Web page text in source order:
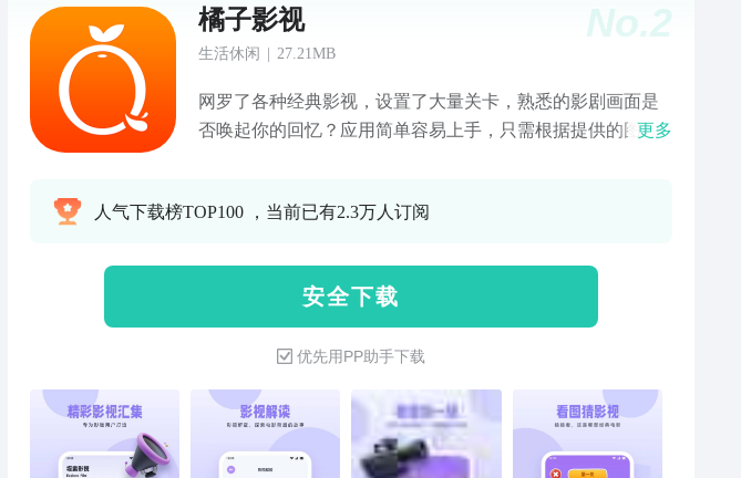
No.2
橘子影视
生活休闲 27.21MB
网罗了各种经典影视，设置了大量关卡，熟悉的影剧画面是
否唤起你的回忆？应用简单容易上手，只需根据提供的图片
更多
人气下载榜TOP100 ，当前已有2.3万人订阅
安 全 下 载
优先用PP助手下载